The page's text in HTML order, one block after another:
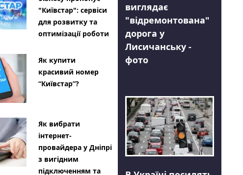
"Київстар": сервіси
для розвитку та
оптимізації роботи
Як купити
красивий номер
“Київстар”?
Як вибрати
інтернет-
провайдера у Дніпрі
з вигідним
підключенням та
виглядає
"відремонтована"
дорога у
Лисичанську -
фото